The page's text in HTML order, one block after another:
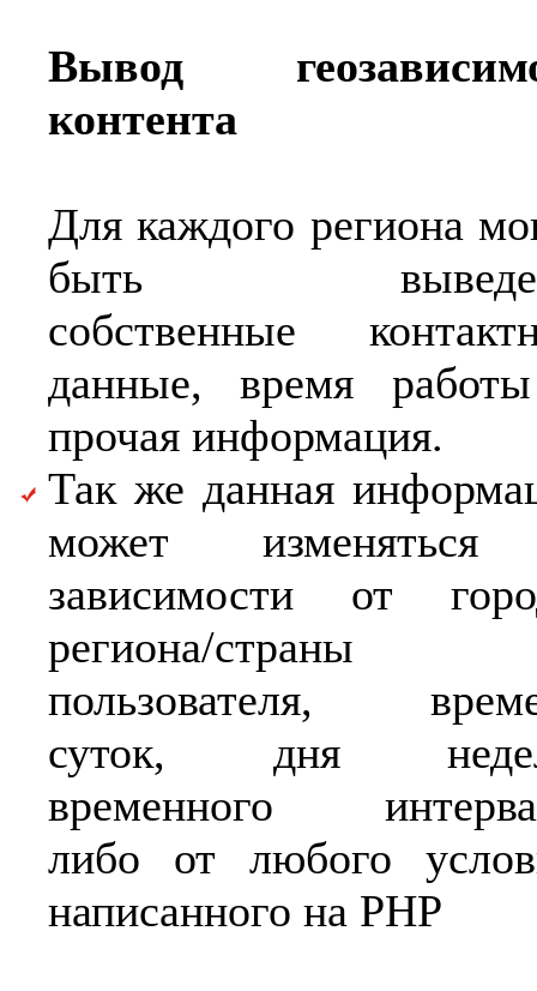
Вывод
контента
Для каждого региона
быть
собственные
данные, время
прочая информация.
Так же данная
может
зависимости от
региона/страны
пользователя,
суток, дня
временного
либо от любого
написанного на PHP